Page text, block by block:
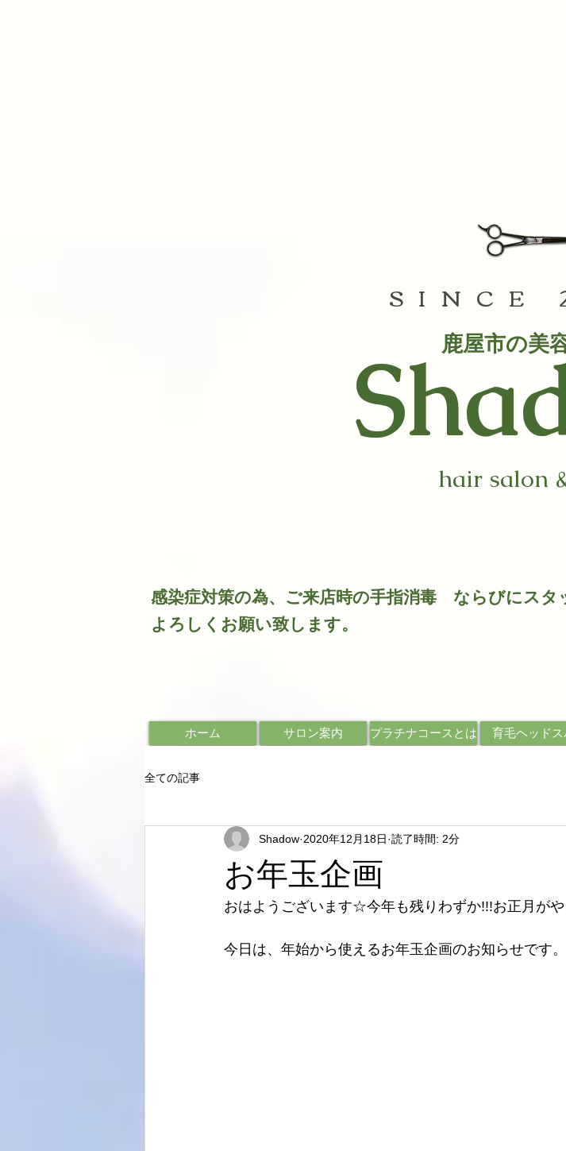
SINCE
hair salon
鹿屋市の美
感染症対策の為、ご来店時の手指消毒 ならびにス
よろしくお願い致します。​
ホーム サロン案内 プラチナコースとは 育毛ヘッドス
全ての記事
お年玉企画
Shadow 2020年12月18日 読了時間: 2分
おはようございます☆今年も残りわずか!!!お正月が
今日は、年始から使えるお年玉企画のお知らせです。